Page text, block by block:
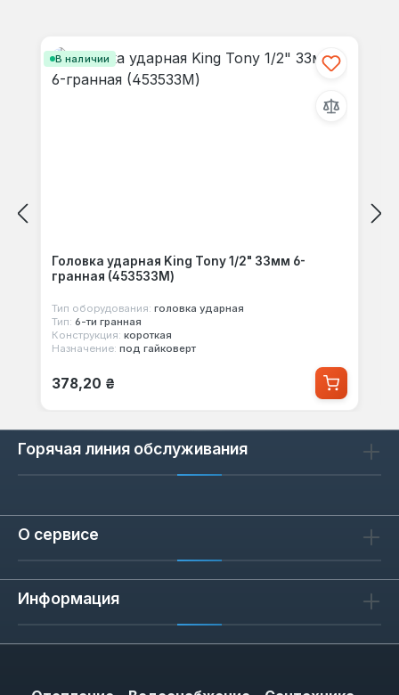
В наличии
Головка ударная King Tony 1/2" 33мм 6-
гранная (453533M)
Тип оборудования: головка ударная
Тип: 6-ти гранная
Конструкция: короткая
Назначение: под гайковерт
Обычная цена:
378,20 ₴
Горячая линия обслуживания
О сервисе
Информация